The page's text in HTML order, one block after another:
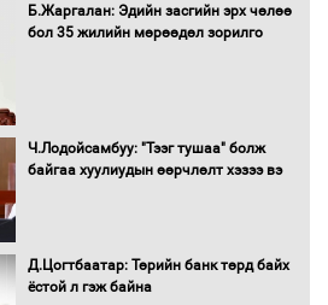
асаалаа
салбарын бодлого, хууль тогтоомжид
тусган бодит шийдэлд хүргэхийн
Засгийн газраас хөнгөлөлттэй зээлээр
Б.Жаргалан: Эдийн засгийн эрх чөлөө
бол 35 жилийн мөрөөдөл зорилго
Ч.Лодойсамбуу: "Тээг тушаа" болж
байгаа хуулиудын өөрчлөлт хэзээ вэ
Д.Цогтбаатар: Төрийн банк төрд байх
ёстой л гэж байна